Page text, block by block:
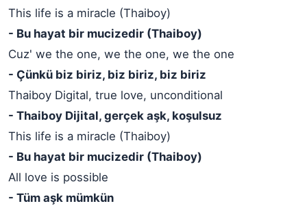
This life is a miracle (Thaiboy)
- Bu hayat bir mucizedir (Thaiboy)
Cuz' we the one, we the one, we the one
- Çünkü biz biriz, biz biriz, biz biriz
Thaiboy Digital, true love, unconditional
- Thaiboy Dijital, gerçek aşk, koşulsuz
This life is a miracle (Thaiboy)
- Bu hayat bir mucizedir (Thaiboy)
All love is possible
- Tüm aşk mümkün